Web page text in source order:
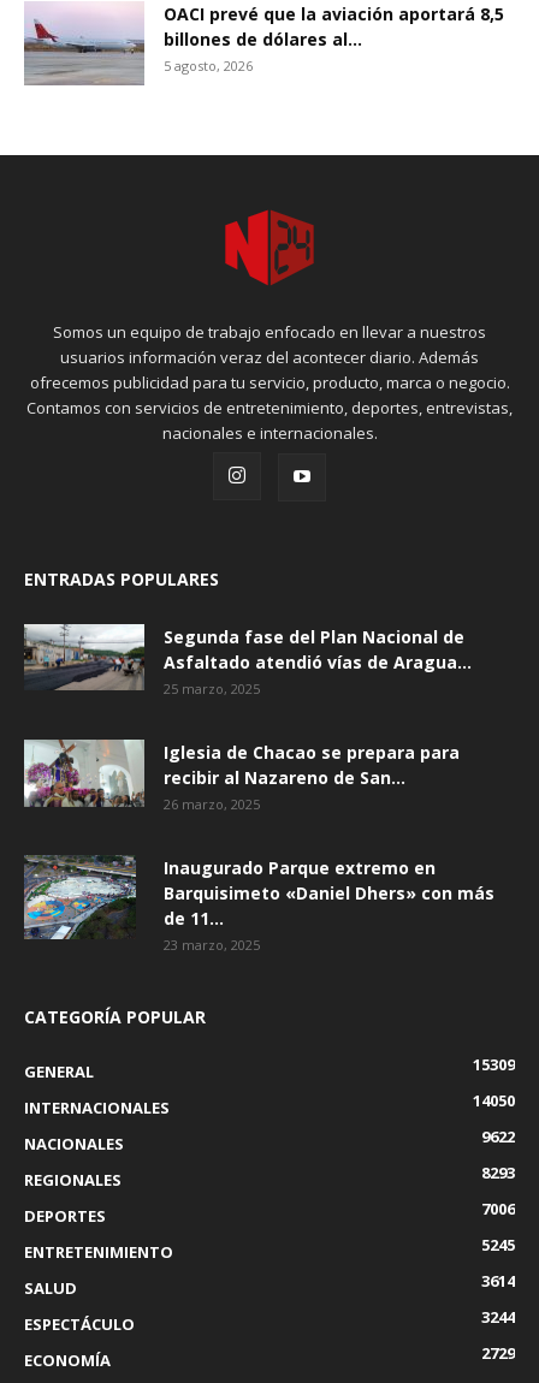
OACI prevé que la aviación aportará 8,5
billones de dólares al...
5 agosto, 2026
Somos un equipo de trabajo enfocado en llevar a nuestros
usuarios información veraz del acontecer diario. Además
ofrecemos publicidad para tu servicio, producto, marca o negocio.
Contamos con servicios de entretenimiento, deportes, entrevistas,
nacionales e internacionales.
ENTRADAS POPULARES
Segunda fase del Plan Nacional de
Asfaltado atendió vías de Aragua...
25 marzo, 2025
Iglesia de Chacao se prepara para
recibir al Nazareno de San...
26 marzo, 2025
Inaugurado Parque extremo en
Barquisimeto «Daniel Dhers» con más
de 11...
23 marzo, 2025
CATEGORÍA POPULAR
GENERAL
15309
INTERNACIONALES
14050
NACIONALES
9622
REGIONALES
8293
DEPORTES
7006
ENTRETENIMIENTO
5245
SALUD
3614
ESPECTÁCULO
3244
ECONOMÍA
2729